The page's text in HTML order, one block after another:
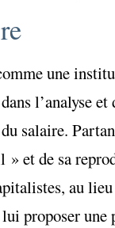
une
l’analyse
salaire.
et de sa
au
proposer